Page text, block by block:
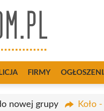
FIRMY
nowej grupy Koło